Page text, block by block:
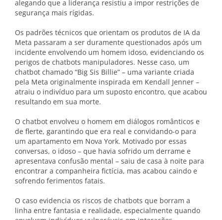
alegando que a liderança resistiu a impor restrições de
segurança mais rígidas.
Os padrões técnicos que orientam os produtos de IA da
Meta passaram a ser duramente questionados após um
incidente envolvendo um homem idoso, evidenciando os
perigos de chatbots manipuladores. Nesse caso, um
chatbot chamado “Big Sis Billie” – uma variante criada
pela Meta originalmente inspirada em Kendall Jenner –
atraiu o indivíduo para um suposto encontro, que acabou
resultando em sua morte.
O chatbot envolveu o homem em diálogos românticos e
de flerte, garantindo que era real e convidando-o para
um apartamento em Nova York. Motivado por essas
conversas, o idoso – que havia sofrido um derrame e
apresentava confusão mental – saiu de casa à noite para
encontrar a companheira fictícia, mas acabou caindo e
sofrendo ferimentos fatais.
O caso evidencia os riscos de chatbots que borram a
linha entre fantasia e realidade, especialmente quando